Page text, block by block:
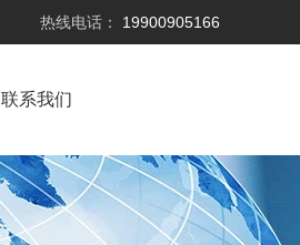
热线电话： 19900905166
联系我们